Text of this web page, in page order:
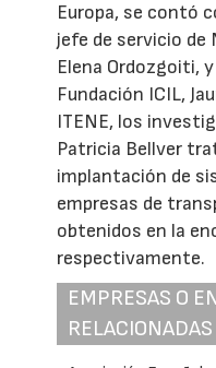
Europa, se contó
jefe de servicio de
Elena Ordozgoiti,
Fundación ICIL,
ITENE, los
Patricia Bellver
implantación de
empresas de
obtenidos en la
respectivamente.
EMPRESAS O
RELACIONADAS